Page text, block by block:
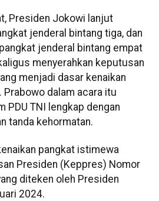
Presiden Jokowi lanjut
jenderal bintang tiga, dan
jenderal bintang empat
menyerahkan keputusan
menjadi dasar kenaikan
dalam acara itu
PDU TNI lengkap dengan
tanda kehormatan.
pangkat istimewa
Presiden (Keppres) Nomor
diteken oleh Presiden
2024.